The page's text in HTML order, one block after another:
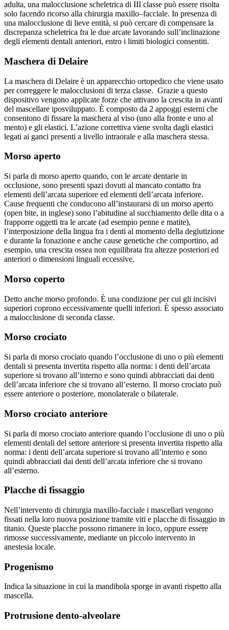
adulta, una malocclusione scheletrica di III classe può essere risolta
solo facendo ricorso alla chirurgia maxillo–facciale. In presenza di
una malocclusione di lieve entità, si può cercare di compensare la
discrepanza scheletrica fra le due arcate lavorando sull’inclinazione
degli elementi dentali anteriori, entro i limiti biologici consentiti.
Maschera di Delaire
La maschera di Delaire è un apparecchio ortopedico che viene usato
per correggere le malocclusioni di terza classe. Grazie a questo
dispositivo vengono applicate forze che attivano la crescita in avanti
del mascellare iposviluppato. È composto da 2 appoggi esterni che
consentono di fissare la maschera al viso (uno alla fronte e uno al
mento) e gli elastici. L’azione correttiva viene svolta dagli elastici
legati ai ganci presenti a livello intraorale e alla maschera stessa.
Morso aperto
Si parla di morso aperto quando, con le arcate dentarie in
occlusione, sono presenti spazi dovuti al mancato contatto fra
elementi dell’arcata superiore ed elementi dell’arcata inferiore.
Cause frequenti che conducono all’instaurarsi di un morso aperto
(open bite, in inglese) sono l’abitudine al succhiamento delle dita o a
frapporre oggetti tra le arcate (ad esempio penne e matite),
l’interposizione della lingua fra i denti al momento della deglutizione
e durante la fonazione e anche cause genetiche che comportino, ad
esempio, una crescita ossea non equilibrata fra altezze posteriori ed
anteriori o dimensioni linguali eccessive.
Morso coperto
Detto anche morso profondo. È una condizione per cui gli incisivi
superiori coprono eccessivamente quelli inferiori. È spesso associato
a malocclusione di seconda classe.
Morso crociato
Si parla di morso crociato quando l’occlusione di uno o più elementi
dentali si presenta invertita rispetto alla norma: i denti dell’arcata
superiore si trovano all’interno e sono quindi abbracciati dai denti
dell’arcata inferiore che si trovano all’esterno. Il morso crociato può
essere anteriore o posteriore, monolaterale o bilaterale.
Morso crociato anteriore
Si parla di morso crociato anteriore quando l’occlusione di uno o più
elementi dentali del settore anteriore si presenta invertita rispetto alla
norma: i denti dell’arcata superiore si trovano all’interno e sono
quindi abbracciati dai denti dell’arcata inferiore che si trovano
all’esterno.
Placche di fissaggio
Nell’intervento di chirurgia maxillo-facciale i mascellari vengono
fissati nella loro nuova posizione tramite viti e placche di fissaggio in
titanio. Queste placche possono rimanere in loco, oppure essere
rimosse successivamente, mediante un piccolo intervento in
anestesia locale.
Progenismo
Indica la situazione in cui la mandibola sporge in avanti rispetto alla
mascella.
Protrusione dento-alveolare